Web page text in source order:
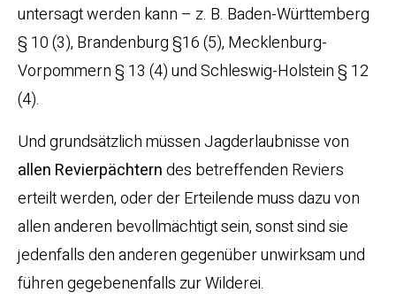
untersagt werden kann – z. B. Baden-Württemberg
§ 10 (3), Brandenburg §16 (5), Mecklenburg-
Vorpommern § 13 (4) und Schleswig-Holstein § 12
(4).
Und grundsätzlich müssen Jagderlaubnisse von
allen Revierpächterndes betreffenden Reviers
erteilt werden, oder der Erteilende muss dazu von
allen anderen bevollmächtigt sein, sonst sind sie
jedenfalls den anderen gegenüber unwirksam und
führen gegebenenfalls zur Wilderei.